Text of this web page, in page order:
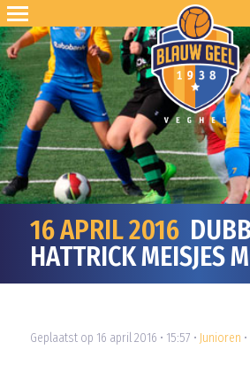
16 APRIL 2016
HATTRICK MEISJES
Geplaatst op 16 april 2016 • 15:57 • Junioren •